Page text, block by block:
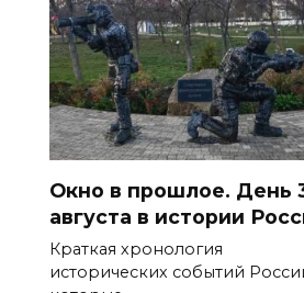
Окно в прошлое. День
августа в истории
Краткая хронология
исторических событий